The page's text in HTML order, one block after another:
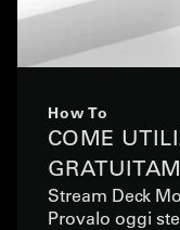
How To
COME
Stream Deck
Provalo oggi